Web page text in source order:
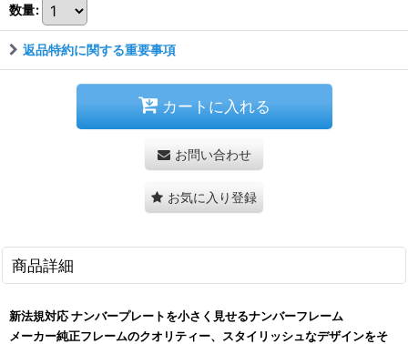
数量:
返品特約に関する重要事項
カートに入れる
お問い合わせ
お気に入り登録
商品詳細
新法規対応 ナンバープレートを小さく見せるナンバーフレーム
メーカー純正フレームのクオリティー、スタイリッシュなデザインをそ